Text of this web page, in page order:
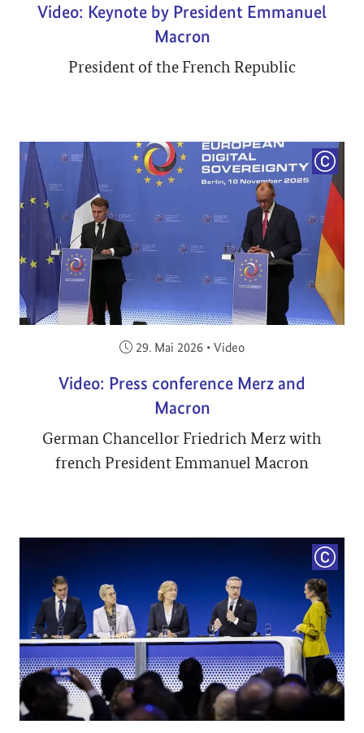
Video: Keynote by President Emmanuel
Macron
President of the French Republic
Veröffentlicht am:
29. Mai 2026 • Video
Video: Press conference Merz and
Macron
German Chancellor Friedrich Merz with
french President Emmanuel Macron